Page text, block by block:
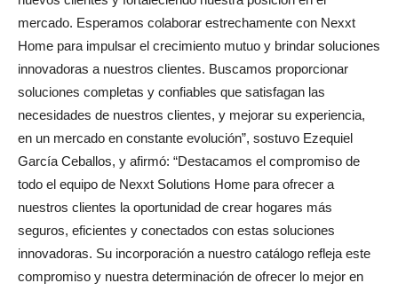
mercado. Esperamos colaborar estrechamente con Nexxt
Home para impulsar el crecimiento mutuo y brindar soluciones
innovadoras a nuestros clientes. Buscamos proporcionar
soluciones completas y confiables que satisfagan las
necesidades de nuestros clientes, y mejorar su experiencia,
en un mercado en constante evolución”, sostuvo Ezequiel
García Ceballos, y afirmó: “Destacamos el compromiso de
todo el equipo de Nexxt Solutions Home para ofrecer a
nuestros clientes la oportunidad de crear hogares más
seguros, eficientes y conectados con estas soluciones
innovadoras. Su incorporación a nuestro catálogo refleja este
compromiso y nuestra determinación de ofrecer lo mejor en